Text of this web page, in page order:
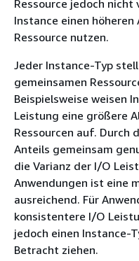
Ressource jedoch
Instance einen
Ressource nutzen.
Jeder Instance-Typ
gemeinsamen
Beispielsweise weisen
Leistung eine größere
Ressourcen auf. Durch
Anteils gemeinsam
die Varianz der I/O
Anwendungen ist eine
ausreichend. Für
konsistentere I/O
jedoch einen Instance-
Betracht ziehen.